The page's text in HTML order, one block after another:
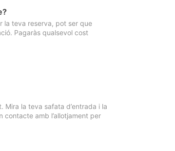
la teva reserva, pot ser que
Pagaràs qualsevol cost
Mira la teva safata d’entrada i la
contacte amb l’allotjament per